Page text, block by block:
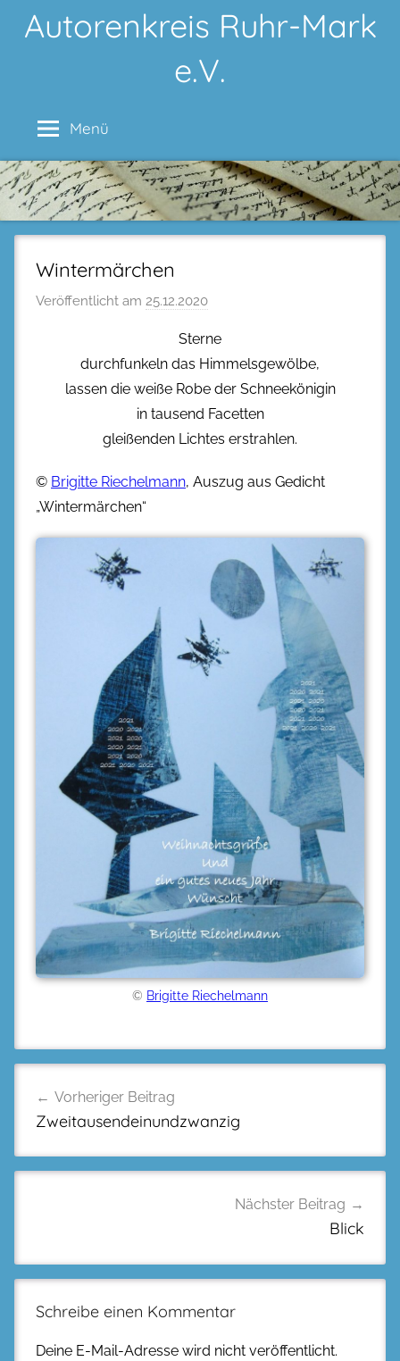
InhaltAutorenkreis Ruhr-Mark
e.V.
Menü
Wintermärchen
Veröffentlicht am 25.12.2020
Sterne
durchfunkeln das Himmelsgewölbe,
lassen die weiße Robe der Schneekönigin
in tausend Facetten
gleißenden Lichtes erstrahlen.
© Brigitte Riechelmann, Auszug aus Gedicht
„Wintermärchen“
© Brigitte Riechelmann
Vorheriger Beitrag
Zweitausendeinundzwanzig
Nächster Beitrag
Blick
Schreibe einen Kommentar
Deine E-Mail-Adresse wird nicht veröffentlicht.